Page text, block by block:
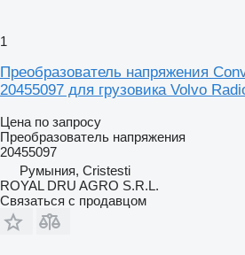
1
Преобразователь напряжения
20455097 для грузовика Volvo
Цена по запросу
Преобразователь напряжения
20455097
Румыния, Cristesti
ROYAL DRU AGRO S.R.L.
Связаться с продавцом